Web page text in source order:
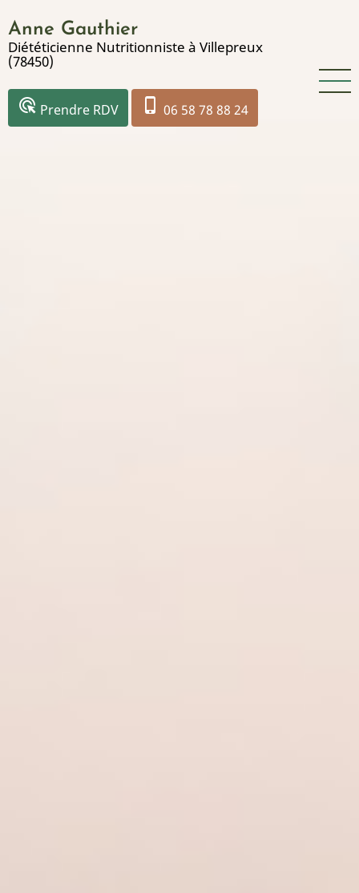
au
contenu
principal
Anne Gauthier
Diététicienne Nutritionniste à Villepreux
(78450)
ads_click Prendre RDV phone_iphone 06 58 78 88 24